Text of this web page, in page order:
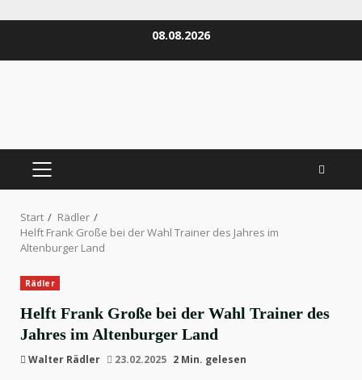
08.08.2026
PRIMÄRES
Start
Rädler
Helft Frank Große bei der Wahl Trainer des Jahres im
Altenburger Land
Rädler
Helft Frank Große bei der Wahl Trainer des
Jahres im Altenburger Land
Walter Rädler 23.02.2025 2 Min. gelesen